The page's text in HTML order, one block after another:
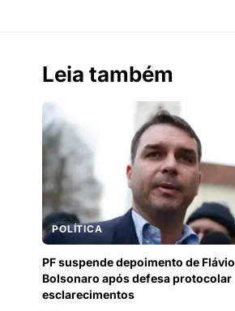
Leia também
POLÍTICA
PF suspende depoimento de Flávio
Bolsonaro após defesa protocolar
esclarecimentos